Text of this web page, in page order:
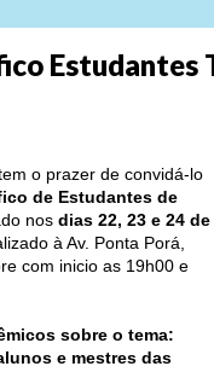
Estudantes
o prazer de convidá-lo
de Estudantes de
nos dias 22, 23 e 24 de
à Av. Ponta Porá,
com inicio as 19h00 e
sobre o tema:
e mestres das